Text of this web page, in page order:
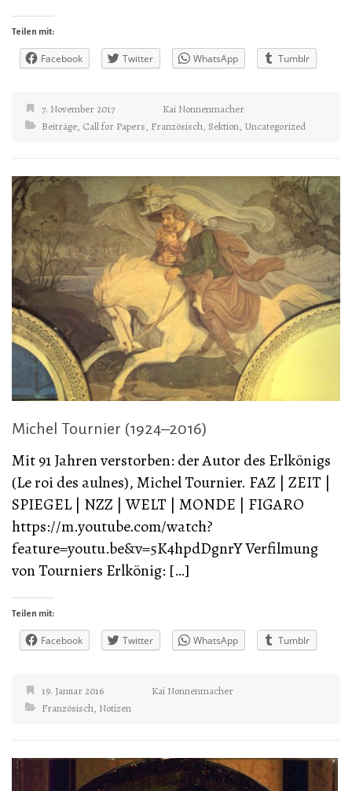
Teilen mit:
Facebook Twitter WhatsApp Tumblr
7. November 2017
Kai Nonnenmacher
Beiträge, Call for Papers, Französisch, Sektion, Uncategorized
Michel Tournier (1924–2016)
Mit 91 Jahren verstorben: der Autor des Erlkönigs
(Le roi des aulnes), Michel Tournier. FAZ | ZEIT |
SPIEGEL | NZZ | WELT | MONDE | FIGARO
https://m.youtube.com/watch?
feature=youtu.be&v=5K4hpdDgnrY Verfilmung
von Tourniers Erlkönig: […]
Teilen mit:
Facebook Twitter WhatsApp Tumblr
19. Januar 2016
Kai Nonnenmacher
Französisch, Notizen